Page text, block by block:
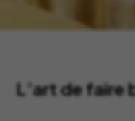
L’art de faire